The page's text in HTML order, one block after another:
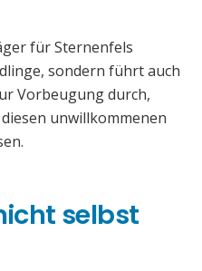
für Sternenfels
sondern führt auch
Vorbeugung durch,
unwillkommenen
selbst